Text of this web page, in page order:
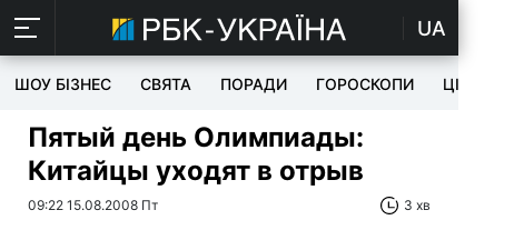
UA
ШОУ БІЗНЕС СВЯТА ПОРАДИ ГОРОСКОПИ ЦІКАВЕ
Пятый день Олимпиады:
Китайцы уходят в отрыв
09:22 15.08.2008 Пт 3 хв